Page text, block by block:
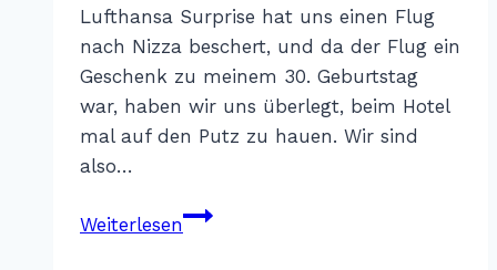
Lufthansa Surprise hat uns einen Flug
nach Nizza beschert, und da der Flug ein
Geschenk zu meinem 30. Geburtstag
war, haben wir uns überlegt, beim Hotel
mal auf den Putz zu hauen. Wir sind
also…
WeiterlesenHotel